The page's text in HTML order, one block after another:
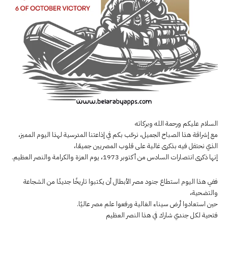
السلام عليكم ورحمة الله وبركاته
مع إشراقة هذا الصباح الجميل، نرحّب بكم في إذاعتنا المدرسية لهذا اليوم المميز،
الذي نحتفل فيه بذكرى غالية على قلوب المصريين جميعًا،
إنها ذكرى انتصارات السادس من أكتوبر 1973، يوم العزة والكرامة والنصر العظيم.
ففي هذا اليوم استطاع جنود مصر الأبطال أن يكتبوا تاريخًا جديدًا من الشجاعة
والتضحية،
حين استعادوا أرض سيناء الغالية ورفعوا علم مصر عاليًا.
فتحية لكل جندي شارك في هذا النصر العظيم